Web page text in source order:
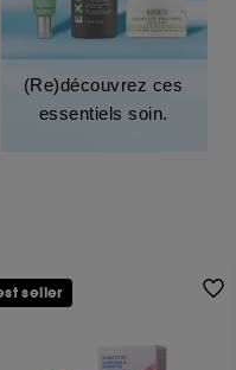
(Re)découvrez ces
essentiels soin.
seller